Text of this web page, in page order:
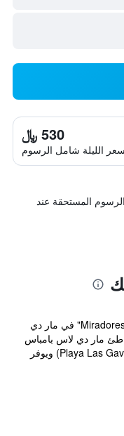
530 ﷼
سعر الليلة شامل الرسوم
المستحقة عند
يقع مكان إقامة "Miradores del Bosque Apart & Spa" في مار دي
مسافة 200 م عن شاطئ مار دي لاس بامباس
و1 كم عن شاطئ بلايا لاس جاڤيوتاس (Playa Las Gaviotas) ويوفر